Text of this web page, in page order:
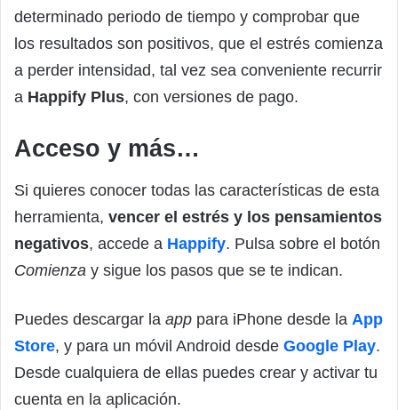
determinado periodo de tiempo y comprobar que
los resultados son positivos, que el estrés comienza
a perder intensidad, tal vez sea conveniente recurrir
a Happify Plus, con versiones de pago.
Acceso y más…
Si quieres conocer todas las características de esta
herramienta, vencer el estrés y los pensamientos
negativos, accede a Happify. Pulsa sobre el botón
Comienza y sigue los pasos que se te indican.
Puedes descargar la app para iPhone desde la App
Store, y para un móvil Android desde Google Play.
Desde cualquiera de ellas puedes crear y activar tu
cuenta en la aplicación.